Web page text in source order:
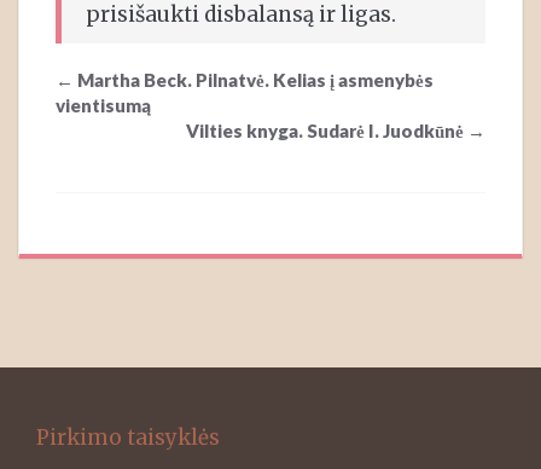
prisišaukti disbalansą ir ligas.
Post
navigation
← Martha Beck. Pilnatvė. Kelias į asmenybės
vientisumą
Vilties knyga. Sudarė I. Juodkūnė →
Pirkimo taisyklės